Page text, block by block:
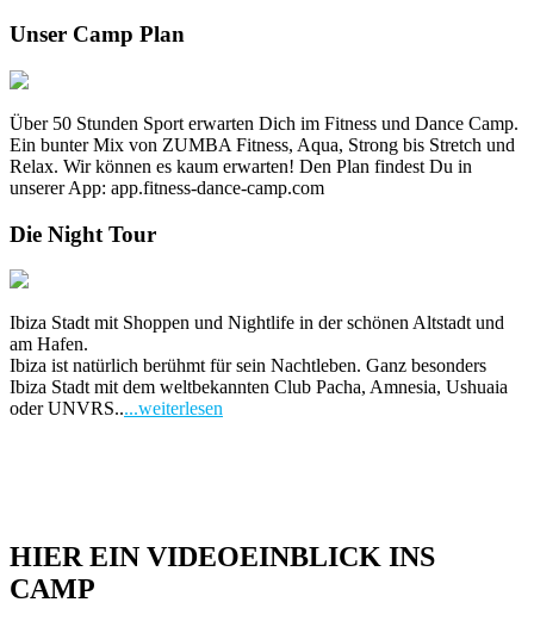
Unser Camp Plan
Über 50 Stunden Sport erwarten Dich im Fitness und Dance Camp.
Ein bunter Mix von ZUMBA Fitness, Aqua, Strong bis Stretch und
Relax. Wir können es kaum erwarten! Den Plan findest Du in
unserer App: app.fitness-dance-camp.com
Die Night Tour
Ibiza Stadt mit Shoppen und Nightlife in der schönen Altstadt und
am Hafen.
Ibiza ist natürlich berühmt für sein Nachtleben. Ganz besonders
Ibiza Stadt mit dem weltbekannten Club Pacha, Amnesia, Ushuaia
oder UNVRS.....weiterlesen
HIER EIN VIDEOEINBLICK INS
CAMP